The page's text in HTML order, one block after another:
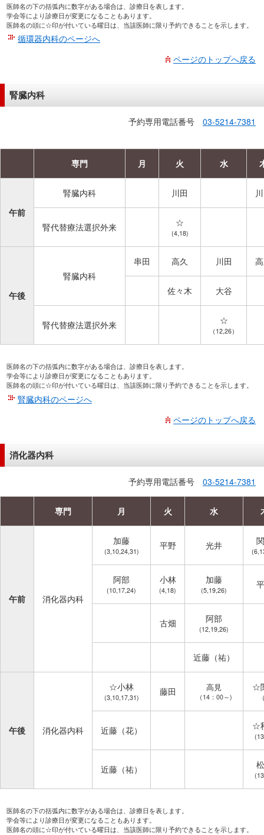
医師名の下の括弧内に数字がある場合は、診療日を表します。
学会等により診療日が変更になることもあります。
医師名の頭に☆印が付いている曜日は、当該医師に限り予約できることを示します。
循環器内科のページへ
ページのトップへ戻る
腎臓内科
予約専用電話番号 03-5214-7381
専門 月 火 水
午前
腎臓内科 川田
腎代替療法選択外来 ☆
(4,18)
午後
腎臓内科
串田 高久 川田
佐々木 大谷
腎代替療法選択外来 ☆
（12,26）
医師名の下の括弧内に数字がある場合は、診療日を表します。
学会等により診療日が変更になることもあります。
医師名の頭に☆印が付いている曜日は、当該医師に限り予約できることを示します。
腎臓内科のページへ
ページのトップへ戻る
消化器内科
予約専用電話番号 03-5214-7381
専門 月 火 水
午前 消化器内科
加藤
(3,10,24,31)
平野 光井
阿部
(10,17,24)
小林
(4,18)
加藤
(5,19,26)
古畑 阿部
(12,19,26)
近藤（祐）
午後 消化器内科
☆小林
(3,10,17,31)
藤田 高見
（14：00～)
☆
近藤（花） ☆
近藤（祐）
医師名の下の括弧内に数字がある場合は、診療日を表します。
学会等により診療日が変更になることもあります。
医師名の頭に☆印が付いている曜日は、当該医師に限り予約できることを示します。